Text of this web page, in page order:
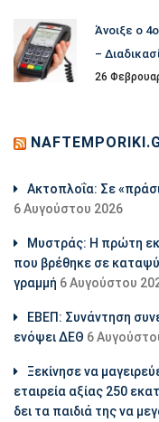
Άνοιξε ο
–
26
Aκτοπλοΐα: Σε
6 Αυγούστου 2026
Μυστράς: Η πρώτη
που βρέθηκε σε
γραμμή 6 Αυγούστου
ΕΒΕΠ: Συνάντηση
ενόψει ΔΕΘ 6
Ξεκίνησε να
εταιρεία αξίας 250
δει τα παιδιά της να